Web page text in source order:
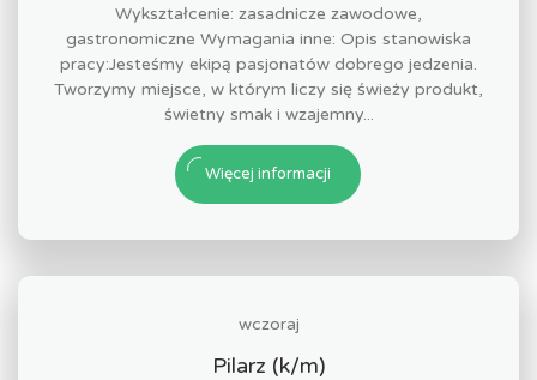
Wykształcenie: zasadnicze zawodowe,
gastronomiczne Wymagania inne: Opis stanowiska
pracy:Jesteśmy ekipą pasjonatów dobrego jedzenia.
Tworzymy miejsce, w którym liczy się świeży produkt,
świetny smak i wzajemny...
Więcej informacji
wczoraj
Pilarz (k/m)